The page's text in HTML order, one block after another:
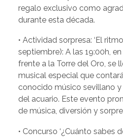
regalo exclusivo como
durante esta década.
• Actividad sorpresa: ‘El
septiembre): A las 19:00h,
frente a la Torre del Oro, se
musical especial que
conocido músico sevillano
del acuario. Este evento
de música, diversión y
• Concurso ‘¿Cuánto sabes